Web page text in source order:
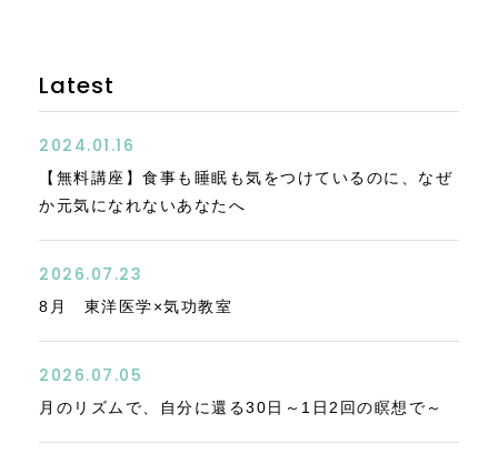
Latest
2024.01.16
【無料講座】食事も睡眠も気をつけているのに、なぜ
か元気になれないあなたへ
2026.07.23
8月 東洋医学×気功教室
2026.07.05
月のリズムで、自分に還る30日～1日2回の瞑想で～